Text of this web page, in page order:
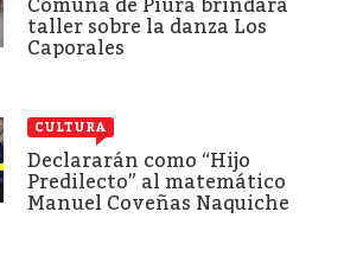
Comuna de Piura brindará
taller sobre la danza Los
Caporales
CULTURA
Declararán como “Hijo
Predilecto” al matemático
Manuel Coveñas Naquiche